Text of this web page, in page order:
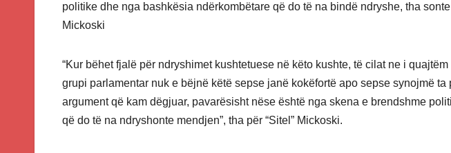
politike dhe nga bashkësia ndërkombëtare që do të na bindë ndryshe, tha
Mickoski
“Kur bëhet fjalë për ndryshimet kushtetuese në këto kushte, të cilat ne i
grupi parlamentar nuk e bëjnë këtë sepse janë kokëfortë apo sepse synojmë
argument që kam dëgjuar, pavarësisht nëse është nga skena e brendshme
që do të na ndryshonte mendjen”, tha për “Sitel” Mickoski.